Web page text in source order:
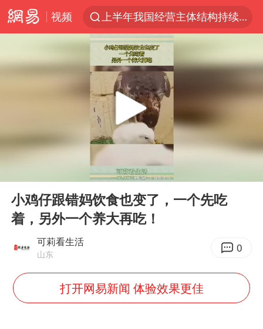
视频
上半年我国经营主体结构持续优化
杭州机场已取消航班388架次
浙江省委书记：该停下的坚决停下来
白海豚北上或致京津冀暴雨
看完所有石窟需2000元？景区回应
新疆一婚礼线上邀请引热议
韩军前线部队连曝丑闻
Play
小鸡仔跟错妈饮食也变了，一个先吃
着，另外一个养大再吃！
可莉看生活
山东 0
打开网易新闻 体验效果更佳